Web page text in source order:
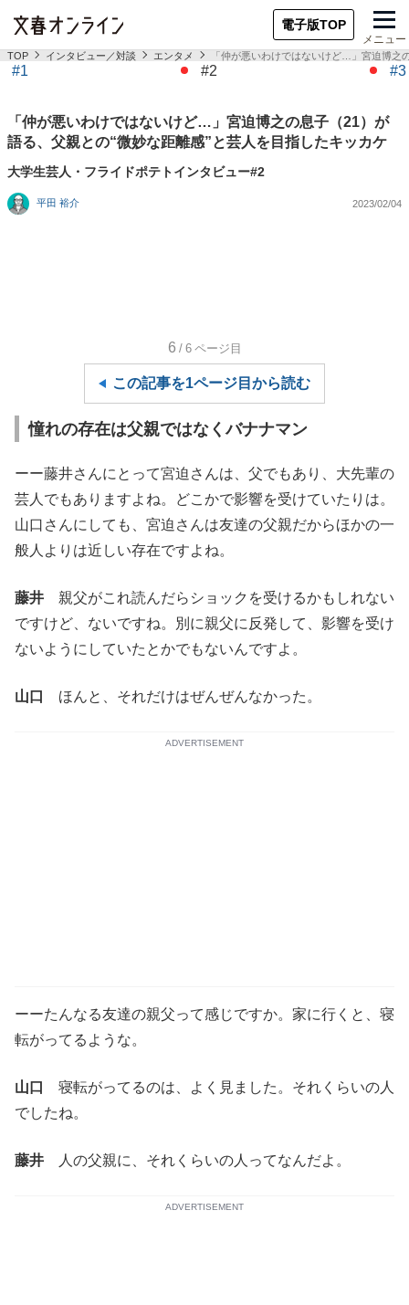
電子版TOP
メニュー
TOP インタビュー／対談 エンタメ 「仲が悪いわけではないけど…」宮迫博之
#1 #2 #3
「仲が悪いわけではないけど…」宮迫博之の息子（21）が
語る、父親との“微妙な距離感”と芸人を目指したキッカケ
大学生芸人・フライドポテトインタビュー#2
平田 裕介 2023/02/04
6 /6 ページ目
この記事を1ページ目から読む
憧れの存在は父親ではなくバナナマン
ーー藤井さんにとって宮迫さんは、父でもあり、大先輩の
芸人でもありますよね。どこかで影響を受けていたりは。
山口さんにしても、宮迫さんは友達の父親だからほかの一
般人よりは近しい存在ですよね。
藤井 親父がこれ読んだらショックを受けるかもしれない
ですけど、ないですね。別に親父に反発して、影響を受け
ないようにしていたとかでもないんですよ。
山口 ほんと、それだけはぜんぜんなかった。
ADVERTISEMENT
ーーたんなる友達の親父って感じですか。家に行くと、寝
転がってるような。
山口
寝転がってるのは、よく見ました。それくらいの人
でしたね。
藤井 人の父親に、それくらいの人ってなんだよ。
ADVERTISEMENT